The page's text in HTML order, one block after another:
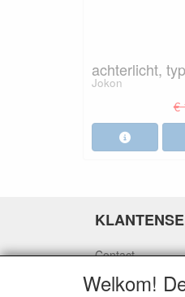
achterlicht,
Jokon
€
Contact
Verzending
Welkom!